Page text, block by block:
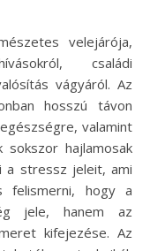
családi
vágyáról. Az
hosszú távon
valamint
hajlamosak
a stressz jeleit, ami
felismerni, hogy a
jele, hanem az
kifejezése. Az